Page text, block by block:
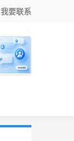
我要联系